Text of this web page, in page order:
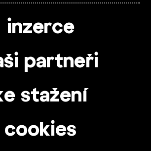
inzerce
partneři
stažení
cookies